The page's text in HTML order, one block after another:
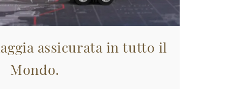
assicurata in tutto il
Mondo.